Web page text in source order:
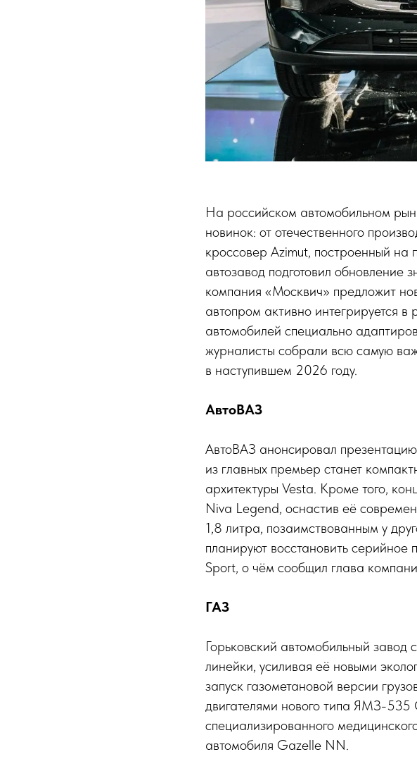
На российском автомобильном
новинок: от отечественного
кроссовер Azimut, построенный на
автозавод подготовил
компания «Москвич» предложит
автопром активно интегрируется
автомобилей специально
журналисты собрали всю самую
в наступившем 2026 году.
АвтоВАЗ
АвтоВАЗ анонсировал
из главных премьер станет
архитектуры Vesta. Кроме того,
Niva Legend, оснастив её
1,8 литра, позаимствованным у
планируют восстановить
Sport, о чём сообщил глава
ГАЗ
Горьковский автомобильный завод
линейки, усиливая её новыми
запуск газометановой версии
двигателями нового типа ЯМЗ-535
специализированного
автомобиля Gazelle NN.